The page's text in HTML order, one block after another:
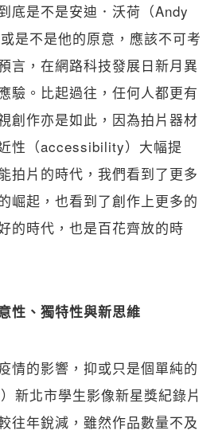
底是不是安迪．沃荷（Andy
是不是他的原意，應該不可考
言，在網路科技發展日新月異
驗。比起過往，任何人都更有
創作亦是如此，因為拍片器材
性（accessibility）大幅提
拍片的時代，我們看到了更多
崛起，也看到了創作上更多的
的時代，也是百花齊放的時
性、獨特性與新思維
情的影響，抑或只是個單純的
新北市學生影像新星獎紀錄片
往年銳減，雖然作品數量不及